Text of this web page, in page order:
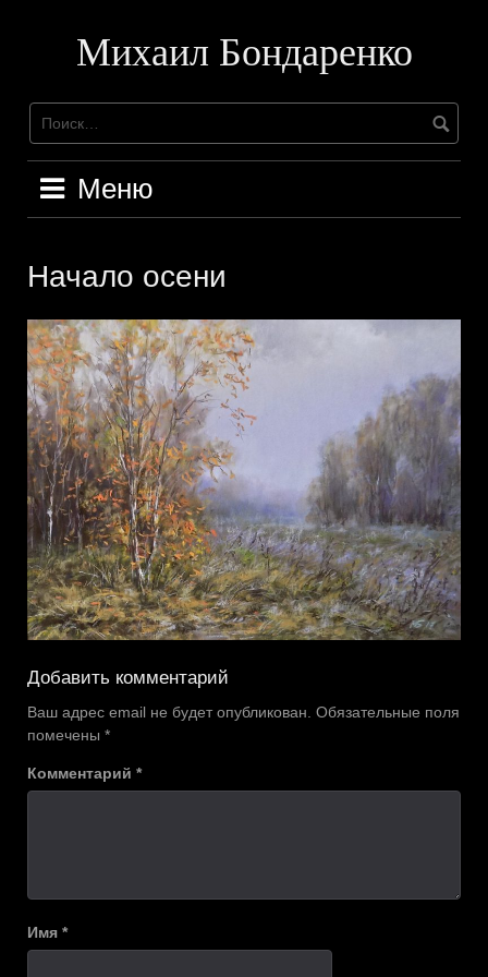
содержимомуМихаил Бондаренко
Меню
Начало осени
Добавить комментарий
Ваш адрес email не будет опубликован. Обязательные поля
помечены *
Комментарий *
Имя *